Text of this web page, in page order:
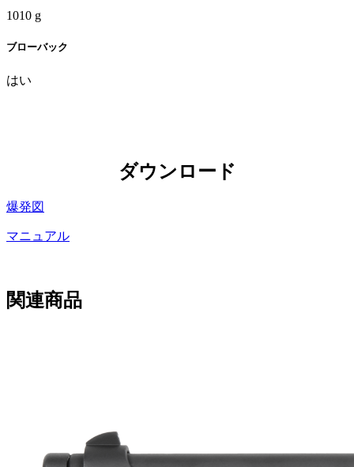
1010 g
ブローバック
はい
ダウンロード
爆発図
マニュアル
関連商品